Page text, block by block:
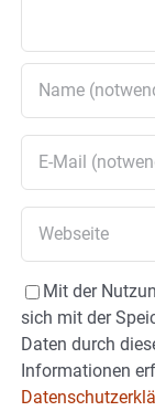
Mit der
sich mit der
Daten durch
Informationen